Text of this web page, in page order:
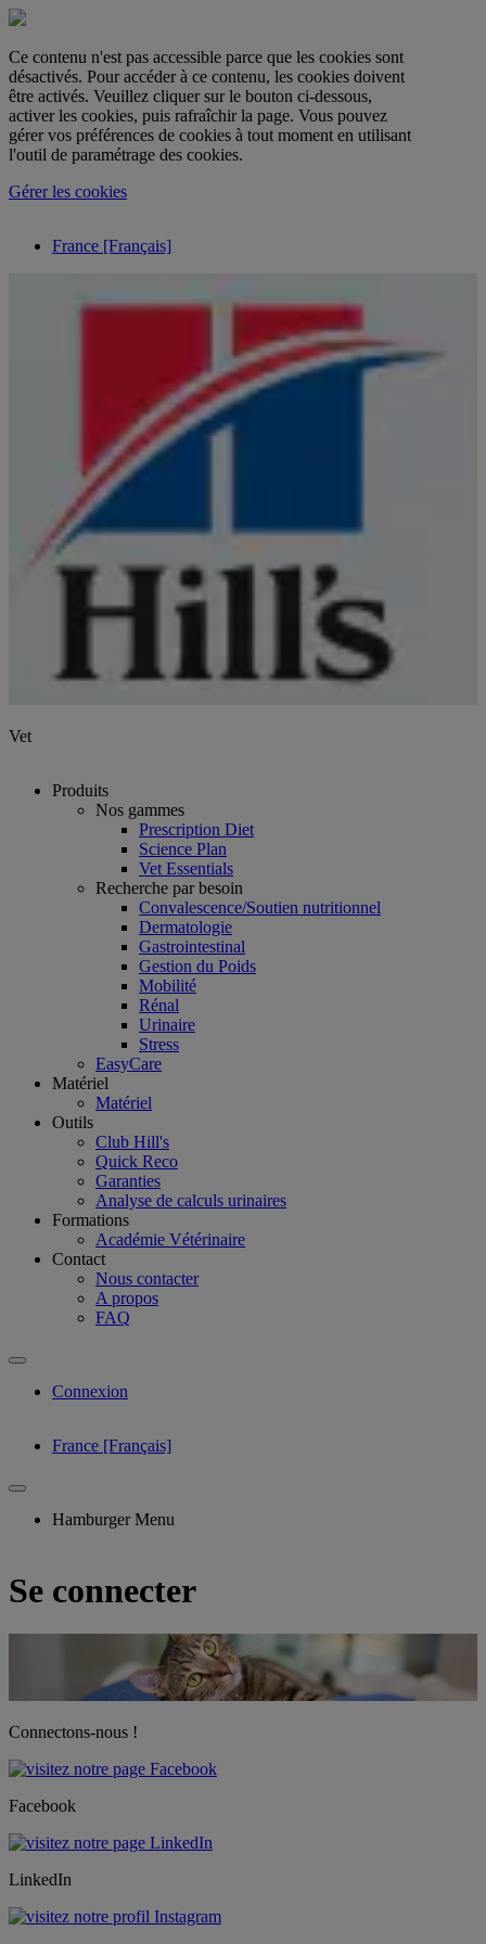
Ce contenu n'est pas accessible parce que les cookies sont
désactivés. Pour accéder à ce contenu, les cookies doivent
être activés. Veuillez cliquer sur le bouton ci-dessous,
activer les cookies, puis rafraîchir la page. Vous pouvez
gérer vos préférences de cookies à tout moment en utilisant
l'outil de paramétrage des cookies.
Gérer les cookies
France [Français]
Vet
Produits
Nos gammes
Prescription Diet
Science Plan
Vet Essentials
Recherche par besoin
Convalescence/Soutien nutritionnel
Dermatologie
Gastrointestinal
Gestion du Poids
Mobilité
Rénal
Urinaire
Stress
EasyCare
Matériel
Matériel
Outils
Club Hill's
Quick Reco
Garanties
Analyse de calculs urinaires
Formations
Académie Vétérinaire
Contact
Nous contacter
A propos
FAQ
Connexion
France [Français]
Hamburger Menu
Se connecter
Connectons-nous !
Facebook
LinkedIn